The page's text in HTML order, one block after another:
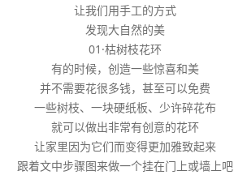
让我们用手工的方式
发现大自然的美
01·枯树枝花环
有的时候，创造一些惊喜和美
并不需要花很多钱，甚至可以免费
一些树枝、一块硬纸板、少许碎花布
就可以做出非常有创意的花环
让家里因为它们而变得更加雅致起来
跟着文中步骤图来做一个挂在门上或墙上吧